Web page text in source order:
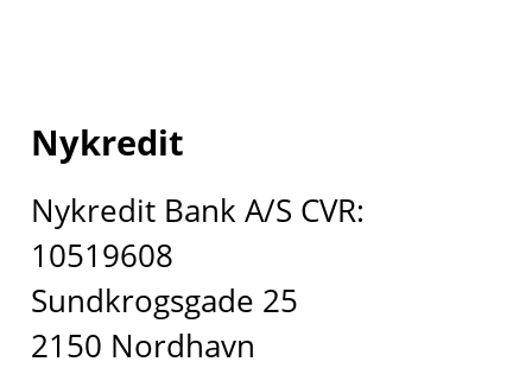
Nykredit
Nykredit Bank A/S CVR:
10519608
Sundkrogsgade 25
2150 Nordhavn